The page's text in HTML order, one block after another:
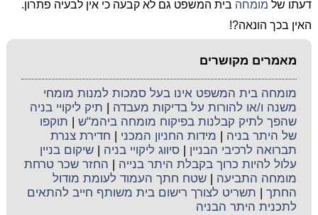
דעתו של מומחה בית המשפט גם לא קבעה כי אין לבעיה פתרון.
האין בכך הונאה?!
מאמרים מקושרים
מומחה בית המשפט אינו בעל סמכות למנות מומחי
משנה ו/או להורות על בדיקות מעבדה
תיק ליקויי בניה
שהפך לתיק קבלנות בפיקוח מומחה ביהמ"ש
תוקפו
של היתר בניה
מידות החניון המכני
חדירת צנרת
תברואה לרכיבי הבניין |סיווג ליקויי בניה |שיקום בניין
עלול להיות כרוך בקבלת היתר בנייה
החזר שכר טרחת
מומחה התביעה |שטח חתך העמוד לעומת מודול
החתך
תשריט לצורך רישום בית משותף חייב להתאים
לתכנית היתר הבניה